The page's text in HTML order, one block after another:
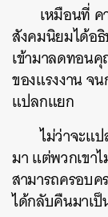
เหมือนที่ ค
สังคมนิยมได้อ
เข้ามาลดทอน
ของแรงงาน จ
แปลกแยก
ไม่ว่าจะแ
มา แต่พวกเขา
สามารถครอบค
ได้กลับคืนมาเ